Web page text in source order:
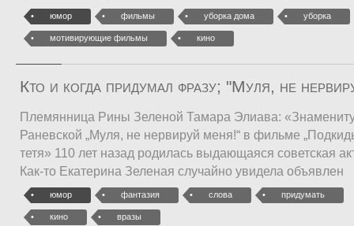
юмор фильмы уборка дома уборка
мотивирующие фильмы кино
Кто и когда придумал фразу; "Муля, не
Племянница Рины Зеленой Тамара Элиава:
Раневской „Муля, не нервируй меня!“ в фильме
тетя» 110 лет назад родилась выдающаяся советская
Как-то Екатерина Зеленая случайно увидела объявлен
юмор фантазия слова придумать
кино вразы